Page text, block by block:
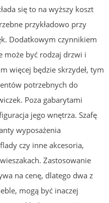
się to na wyższy koszt
przykładowo przy
Dodatkowym czynnikiem
może być rodzaj drzwi i
więcej będzie skrzydeł, tym
potrzebnych do
Poza gabarytami
jego wnętrza. Szafę
wyposażenia
czy inne akcesoria,
Zastosowanie
na cenę, dlatego dwa z
mogą być inaczej